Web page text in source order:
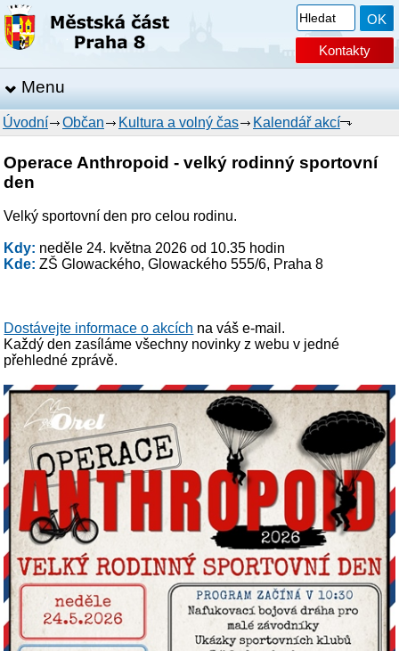
Kontakty
Menu
Úvodní Občan Kultura a volný čas Kalendář akcí
Operace Anthropoid - velký rodinný sportovní
den
Velký sportovní den pro celou rodinu.
Kdy: neděle 24. května 2026 od 10.35 hodin
Kde: ZŠ Glowackého, Glowackého 555/6, Praha 8
Dostávejte informace o akcích na váš e-mail.
Každý den zasíláme všechny novinky z webu v jedné
přehledné zprávě.